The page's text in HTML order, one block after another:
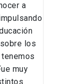
a
los
muy